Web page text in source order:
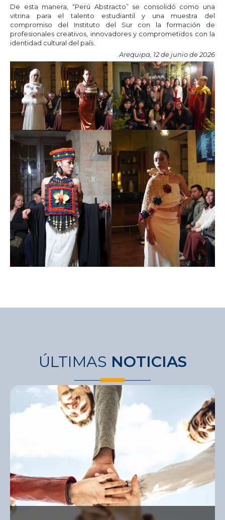
De esta manera, “Perú Abstracto” se consolidó como una
vitrina para el talento estudiantil y una muestra del
compromiso del Instituto del Sur con la formación de
profesionales creativos, innovadores y comprometidos con la
identidad cultural del país.
Arequipa, 12 de junio de 2026
ÚLTIMAS NOTICIAS
Ver